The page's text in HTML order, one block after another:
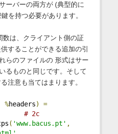
ーバーの両方が (典型的に
を持つ必要があります。
数は、クライアント側の証
することができる追加の引
らのファイルの 形式はサー
るものと同じです。そして
注意も当てはまります。
%headers)
=
# 2c
( 'www.bacus.pt' ,